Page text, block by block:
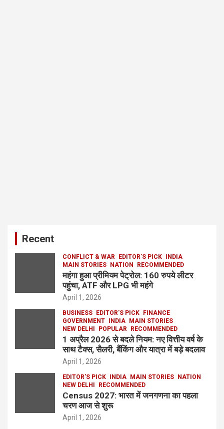
Recent
CONFLICT & WAR EDITOR'S PICK
INDIA
MAIN STORIES
NATION RECOMMENDED
महंगा हुआ प्रीमियम पेट्रोल: 160 रुपये लीटर
पहुंचा, ATF और LPG भी महंगे
April 1, 2026
BUSINESS EDITOR'S PICK
FINANCE
GOVERNMENT
INDIA
MAIN STORIES
NEW DELHI
POPULAR RECOMMENDED
1 अप्रैल 2026 से बदले नियम: नए वित्तीय वर्ष के
साथ टैक्स, सैलरी, बैंकिंग और यात्रा में बड़े बदलाव
April 1, 2026
EDITOR'S PICK INDIA MAIN STORIES
NATION
NEW DELHI
RECOMMENDED
Census 2027: भारत में जनगणना का पहला
चरण आज से शुरू
April 1, 2026